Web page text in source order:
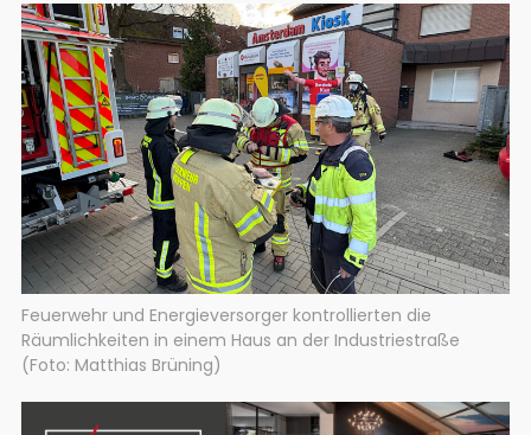
Feuerwehr und Energieversorger kontrollierten die
Räumlichkeiten in einem Haus an der Industriestraße
(Foto: Matthias Brüning)